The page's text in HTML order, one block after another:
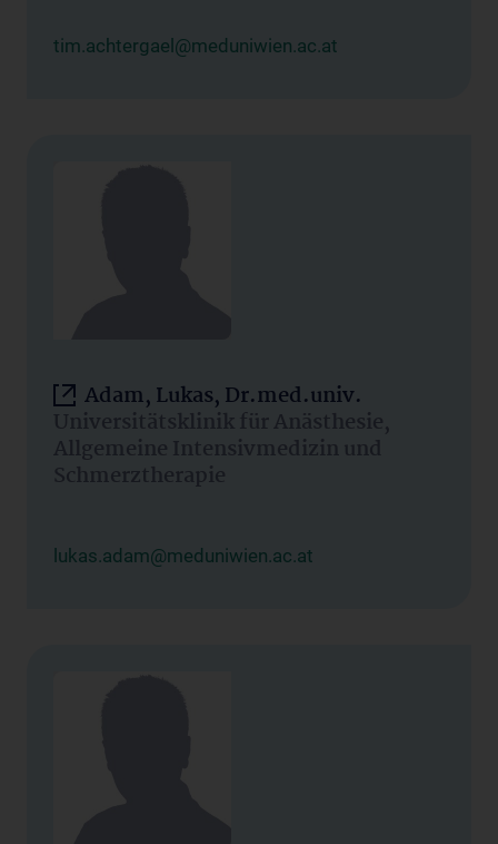
tim.achtergael@meduniwien.ac.at
Adam, Lukas, Dr.med.univ.
Universitätsklinik für Anästhesie,
Allgemeine Intensivmedizin und
Schmerztherapie
lukas.adam@meduniwien.ac.at